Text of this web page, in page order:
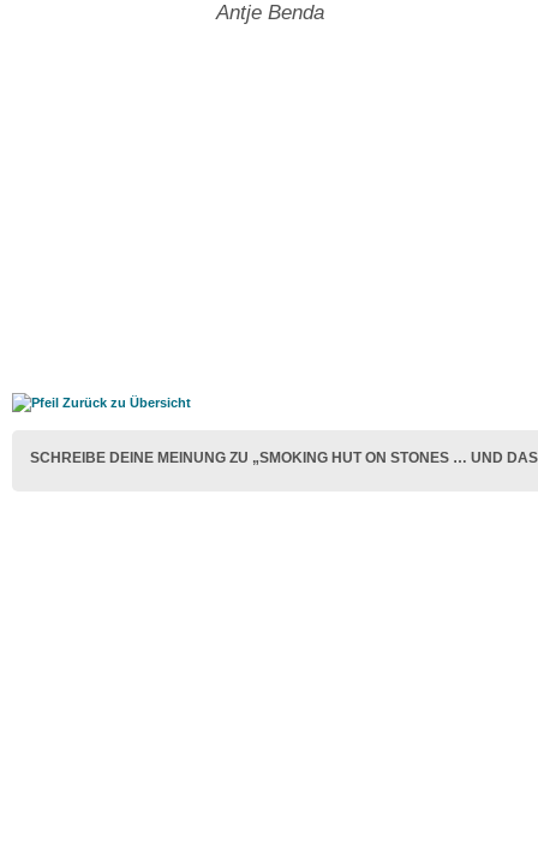
Antje Benda
Zurück zu Übersicht
SCHREIBE DEINE MEINUNG ZU „SMOKING HUT ON STONES … UND